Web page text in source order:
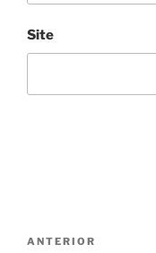
Site
Navegação
Post
ANTERIOR